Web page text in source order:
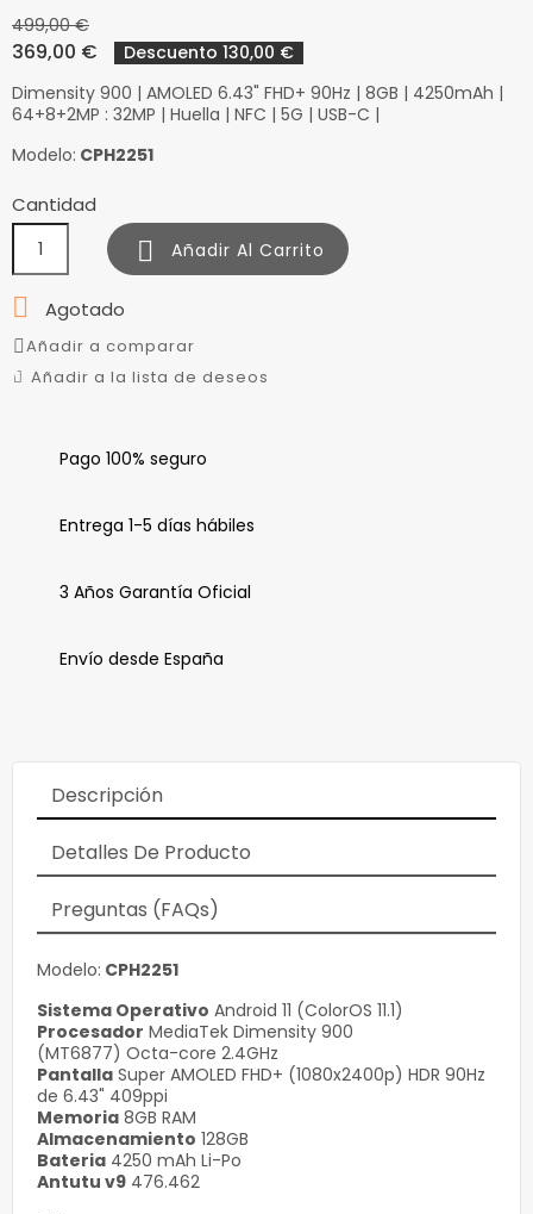
499,00 €
369,00 €
Descuento 130,00 €
Dimensity 900 | AMOLED 6.43" FHD+ 90Hz | 8GB | 4250mAh |
64+8+2MP : 32MP | Huella | NFC | 5G | USB-C |
Modelo: CPH2251
Cantidad
 Añadir Al Carrito
 Agotado
Añadir a comparar
Añadir a la lista de deseos
Pago 100% seguro
Entrega 1-5 días hábiles
3 Años Garantía Oficial
Envío desde España
Descripción
Detalles De Producto
Preguntas (FAQs)
Modelo: CPH2251
Sistema Operativo Android 11 (ColorOS 11.1)
Procesador MediaTek Dimensity 900
(MT6877) Octa-core 2.4GHz
Pantalla Super AMOLED FHD+ (1080x2400p) HDR 90Hz
de 6.43" 409ppi
Memoria 8GB RAM
Almacenamiento 128GB
Bateria 4250 mAh Li-Po
Antutu v9 476.462